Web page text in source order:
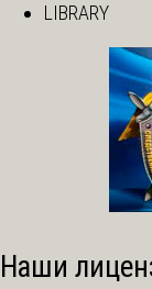
LIBRARY
Наши